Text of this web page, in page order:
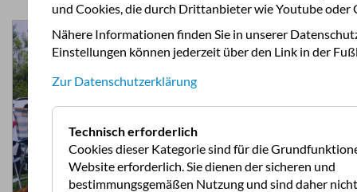
und Cookies, die durch Drittanbieter wie Youtube oder
Nähere Informationen finden Sie in unserer
Einstellungen können jederzeit über den Link in der
Zur Datenschutzerklärung
Technisch erforderlich
Cookies dieser Kategorie sind für die
Website erforderlich. Sie dienen der sicheren und
bestimmungsgemäßen Nutzung und sind daher nicht